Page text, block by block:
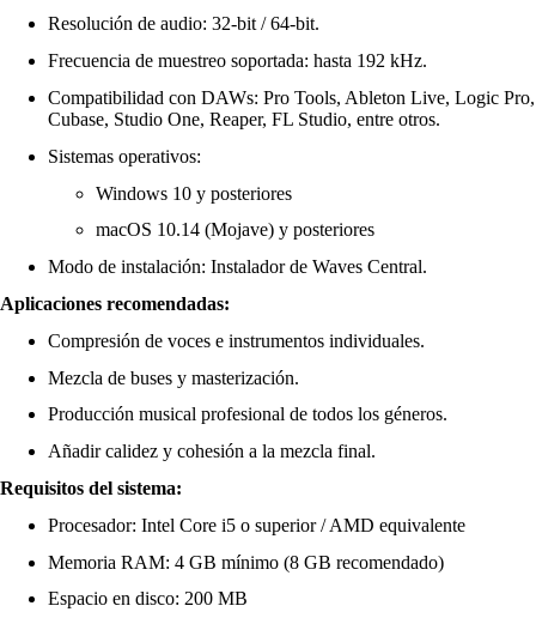
Resolución de audio: 32-bit / 64-bit.
Frecuencia de muestreo soportada: hasta 192 kHz.
Compatibilidad con DAWs: Pro Tools, Ableton Live, Logic Pro,
Cubase, Studio One, Reaper, FL Studio, entre otros.
Sistemas operativos:
Windows 10 y posteriores
macOS 10.14 (Mojave) y posteriores
Modo de instalación: Instalador de Waves Central.
Aplicaciones recomendadas:
Compresión de voces e instrumentos individuales.
Mezcla de buses y masterización.
Producción musical profesional de todos los géneros.
Añadir calidez y cohesión a la mezcla final.
Requisitos del sistema:
Procesador: Intel Core i5 o superior / AMD equivalente
Memoria RAM: 4 GB mínimo (8 GB recomendado)
Espacio en disco: 200 MB